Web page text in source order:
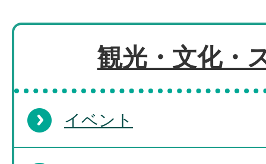
公園の遊具が壊れています
よいですか。
観光・文化・
イベント